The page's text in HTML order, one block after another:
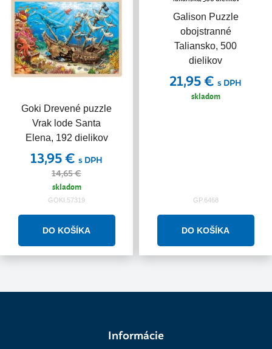
Goki Drevené puzzle
Vrak lode Santa
Elena, 192 dielikov
13,95 € s DPH
14,65 €
skladom
GOKI.57319
Galison Puzzle
obojstranné
Taliansko, 500
dielikov
21,95 € s DPH
skladom
GP.6468
Informácie